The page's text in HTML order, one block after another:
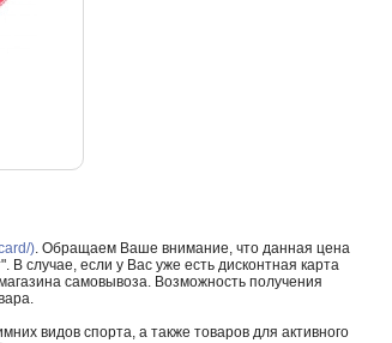
). Обращаем Ваше внимание, что данная цена
В случае, если у Вас уже есть дисконтная карта
самовывоза. Возможность получения
видов спорта, а также товаров для активного